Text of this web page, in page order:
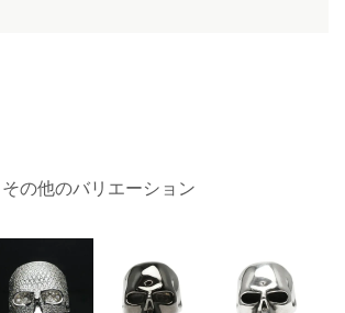
その他のバリエーション